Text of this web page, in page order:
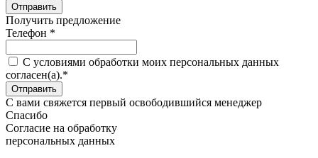
Получить предложение
Телефон *
C условиями обработки моих персональных данных
согласен(а).*
С вами свяжется первый освободившийся менеджер
Спасибо
Согласие на обработку
персональных данных